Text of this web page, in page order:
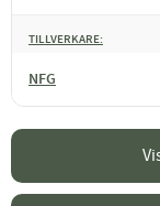
TILLVERKARE
NFG